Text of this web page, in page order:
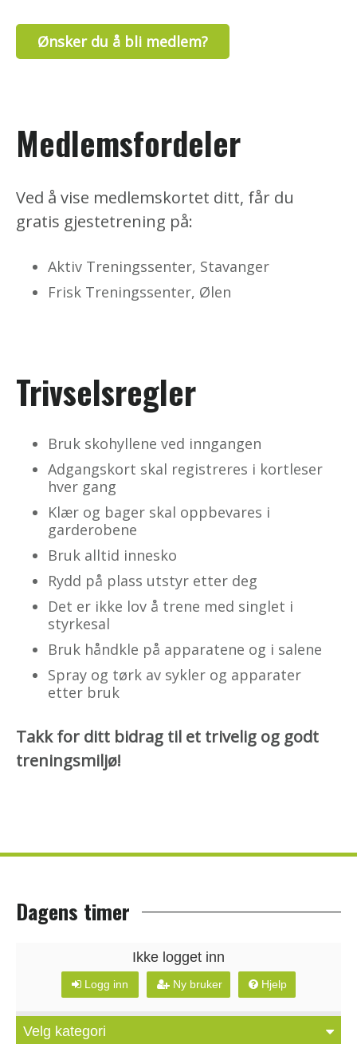
Ønsker du å bli medlem?
Medlemsfordeler
Ved å vise medlemskortet ditt, får du
gratis gjestetrening på:
Aktiv Treningssenter, Stavanger
Frisk Treningssenter, Ølen
Trivselsregler
Bruk skohyllene ved inngangen
Adgangskort skal registreres i kortleser
hver gang
Klær og bager skal oppbevares i
garderobene
Bruk alltid innesko
Rydd på plass utstyr etter deg
Det er ikke lov å trene med singlet i
styrkesal
Bruk håndkle på apparatene og i salene
Spray og tørk av sykler og apparater
etter bruk
Takk for ditt bidrag til et trivelig og godt
treningsmiljø!
Dagens timer